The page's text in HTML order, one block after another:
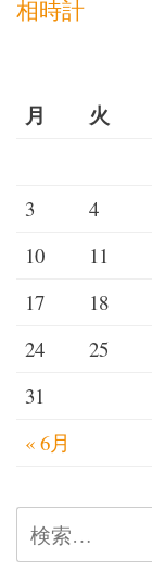
ー
ョ
ン
相時計
月 火
« 6月
3
4
10
11
17
18
24
25
31
検
索: